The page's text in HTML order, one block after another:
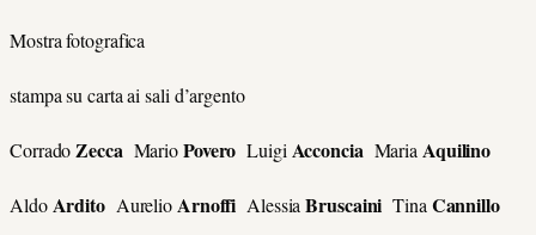
Mostra fotografica
stampa su carta ai sali d’argento
Corrado Zecca MarioPovero Luigi Acconcia Maria Aquilino
AldoArditoAurelioArnoffi AlessiaBruscaini Tina Cannillo